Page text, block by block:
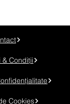
& Condiții
Cookies